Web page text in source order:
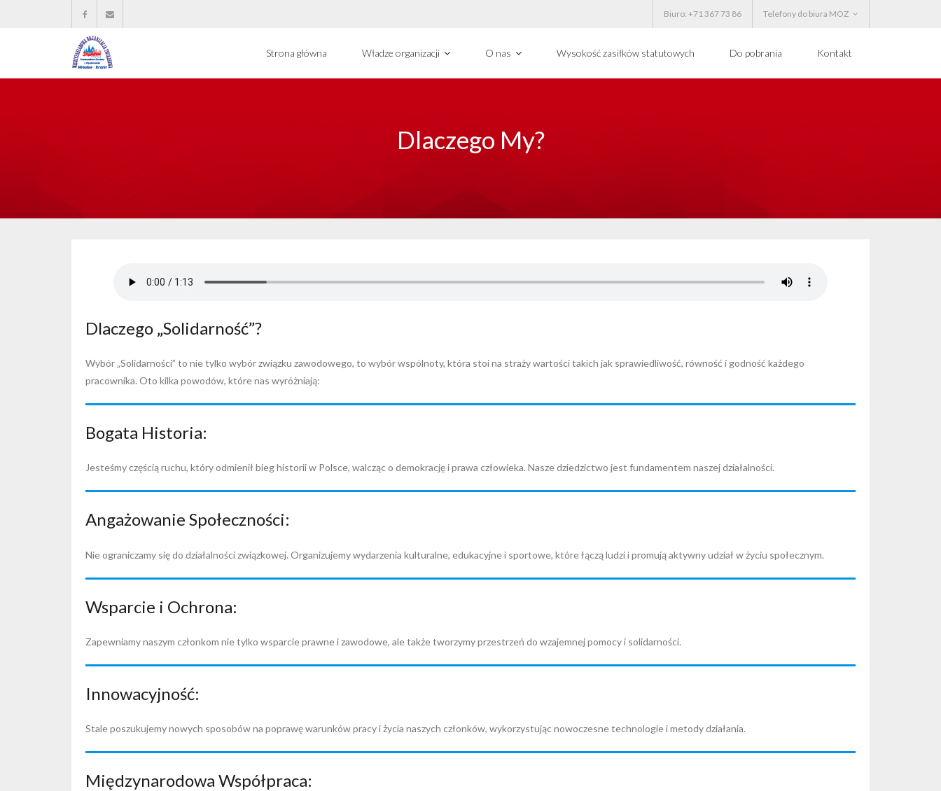
Biuro: +71 367 73 86 Telefony do biura MOZ
Strona główna Władze organizacji O nas Wysokość zasiłków statutowych Do pobrania Kontakt
Dlaczego My?
Dlaczego „Solidarność”?
Wybór „Solidarności” to nie tylko wybór związku zawodowego, to wybór wspólnoty, która stoi na straży wartości takich jak sprawiedliwość, równość i godność każdego
pracownika. Oto kilka powodów, które nas wyróżniają:
Bogata Historia:
Jesteśmy częścią ruchu, który odmienił bieg historii w Polsce, walcząc o demokrację i prawa człowieka. Nasze dziedzictwo jest fundamentem naszej działalności.
Angażowanie Społeczności:
Nie ograniczamy się do działalności związkowej. Organizujemy wydarzenia kulturalne, edukacyjne i sportowe, które łączą ludzi i promują aktywny udział w życiu społecznym.
Wsparcie i Ochrona:
Zapewniamy naszym członkom nie tylko wsparcie prawne i zawodowe, ale także tworzymy przestrzeń do wzajemnej pomocy i solidarności.
Innowacyjność:
Stale poszukujemy nowych sposobów na poprawę warunków pracy i życia naszych członków, wykorzystując nowoczesne technologie i metody działania.
Międzynarodowa Współpraca: